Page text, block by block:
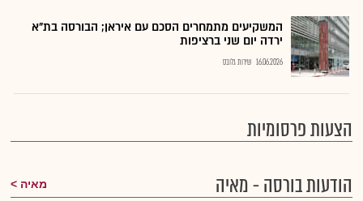
המשקיעים מתמחרים הסכם עם איראן; הבורסה בת"א
ירדה יום שני ברציפות
16.06.2026 שירות גלובס
הצעות פרסומיות
הודעות בורסה - מאיה
מאיה